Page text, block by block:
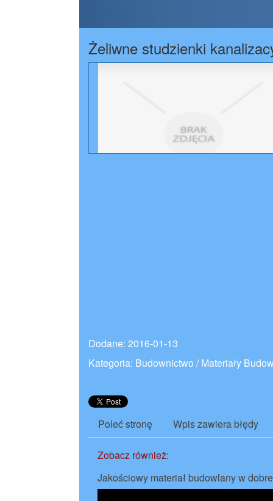
Żeliwne studzienki
Dodane: 2016-01-13
Kategoria: Budownictwo / Materiały
Poleć stronę Wpis zawiera błędy
Zobacz również:
Jakościowy materiał budowlany w